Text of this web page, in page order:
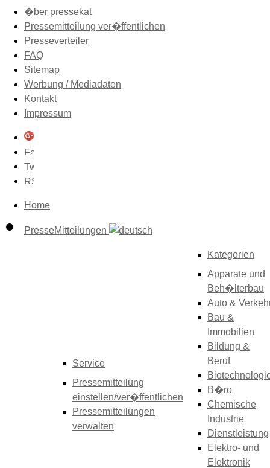
�ber pressekat
Pressemitteilung ver�ffentlichen
Presseverteiler
FAQ
Sitemap
Werbung / Mediadaten
Kontakt
Impressum
Home
PresseMitteilungen
Service
Pressemitteilung
einstellen/ver�ffentlichen
Pressemitteilungen
verwalten
Kategorien
Apparate und
Beh�lterbau
Auto &
Bau &
Immobilien
Bildung &
Beruf
B�ro
Chemische
Industrie
Dienstleistung
Elektro- und
Elektronik